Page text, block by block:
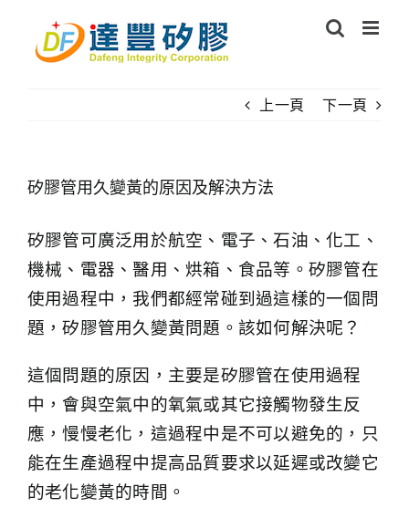
content
上一頁 下一頁
矽膠管用久變黃的原因及解決方法
矽膠管可廣泛用於航空、電子、石油、化工、
機械、電器、醫用、烘箱、食品等。矽膠管在
使用過程中，我們都經常碰到過這樣的一個問
題，矽膠管用久變黃問題。該如何解決呢？
這個問題的原因，主要是矽膠管在使用過程
中，會與空氣中的氧氣或其它接觸物發生反
應，慢慢老化，這過程中是不可以避免的，只
能在生產過程中提高品質要求以延遲或改變它
的老化變黃的時間。